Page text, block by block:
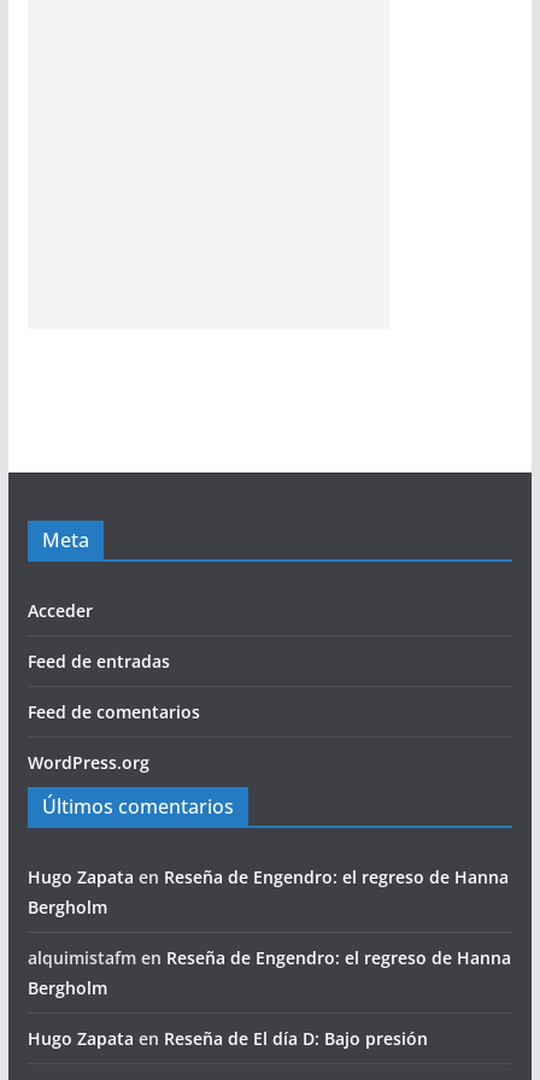
Meta
Acceder
Feed de entradas
Feed de comentarios
WordPress.org
Últimos comentarios
Hugo Zapata en Reseña de Engendro: el regreso de Hanna
Bergholm
alquimistafmen Reseña de Engendro: el regreso de Hanna
Bergholm
Hugo Zapata en Reseña de El día D: Bajo presión